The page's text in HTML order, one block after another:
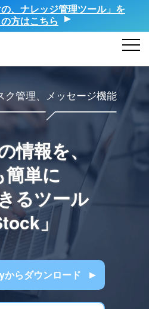
、ナレッジ管理ツール」を
方はこちら
ク管理、メッセージ機能
情報を、
簡単に
るツール
」
らダウンロード